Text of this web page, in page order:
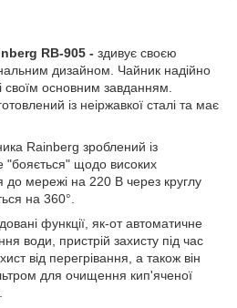
RB-905 - здивує своєю
дизайном. Чайник надійно
своїм основним завданням.
із неіржавкої сталі та має
Rainberg зроблений із
"бояється" щодо високих
до мережі на 220 В через круглу
на 360°.
функції, як-от автоматичне
води, пристрій захисту під час
від перегрівання, а також він
для очищення кип'яченої